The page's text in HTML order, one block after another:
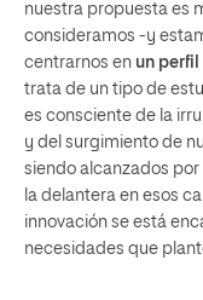
nuestra propuesta es
consideramos -y
centrarnos en un
trata de un tipo de
es consciente de la
y del surgimiento de
siendo alcanzados
la delantera en esos
innovación se está
necesidades que